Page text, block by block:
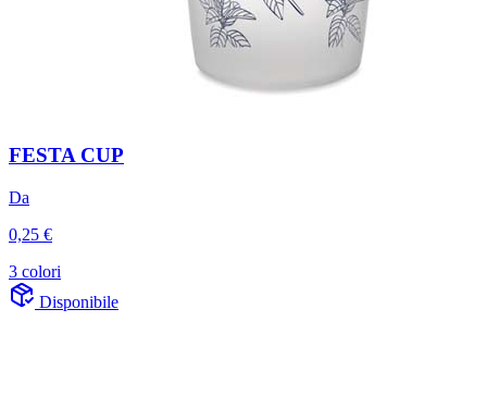
FESTA CUP
Da
0,25 €
3 colori
Disponibile